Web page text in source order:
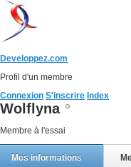
Developpez.com
Profil d'un membre
Connexion S'inscrire Index
Wolflyna
Membre à l'essai
Mes informations